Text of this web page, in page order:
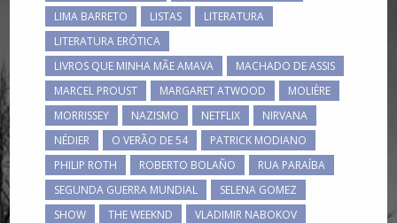
LIMA BARRETO
LISTAS
LITERATURA
LITERATURA ERÓTICA
LIVROS QUE MINHA MÃE AMAVA
MACHADO DE ASSIS
MARCEL PROUST
MARGARET ATWOOD
MOLIÈRE
MORRISSEY
NAZISMO NETFLIX
NIRVANA
NÉDIER
O VERÃO DE 54
PATRICK MODIANO
PHILIP ROTH
ROBERTO BOLAÑO
RUA PARAÍBA
SEGUNDA GUERRA MUNDIAL
SELENA GOMEZ
SHOW
THE WEEKND VLADIMIR NABOKOV